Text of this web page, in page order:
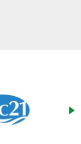
児童労働のない
権利が守られた